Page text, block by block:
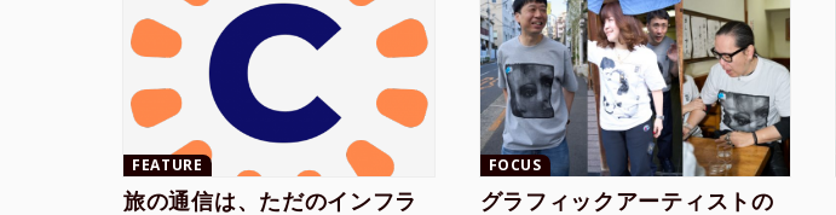
FEATURE
旅の通信は、ただのインフラ
FOCUS
グラフィックアーティストの